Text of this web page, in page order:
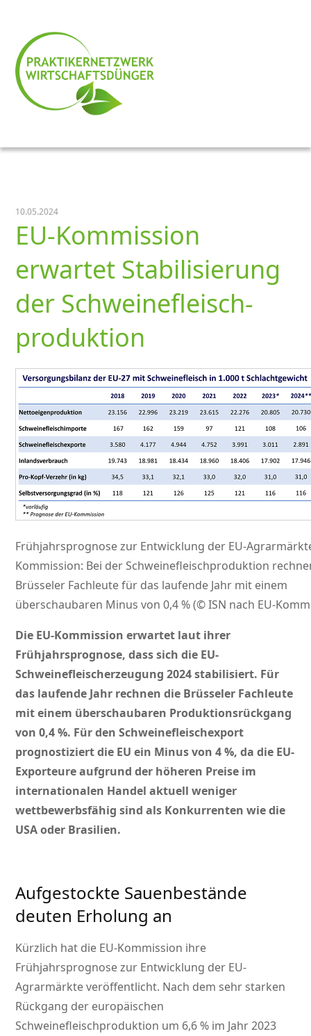
10.05.2024
EU-Kommission
erwartet Stabilisierung
der Schweinefleisch­
produktion
Frühjahrsprognose zur Entwicklung der EU-
Kommission: Bei der Schweinefleischproduktion
Brüsseler Fachleute für das laufende Jahr mit einem
überschaubaren Minus von 0,4 % (© ISN nach EU-
Die EU-Kommission erwartet laut ihrer
Frühjahrsprognose, dass sich die EU-
Schweinefleischerzeugung 2024 stabilisiert. Für
das laufende Jahr rechnen die Brüsseler Fachleute
mit einem überschaubaren Produktionsrückgang
von 0,4 %. Für den Schweinefleischexport
prognostiziert die EU ein Minus von 4 %, da die EU-
Exporteure aufgrund der höheren Preise im
internationalen Handel aktuell weniger
wettbewerbsfähig sind als Konkurrenten wie die
USA oder Brasilien.
Aufgestockte Sauenbestände
deuten Erholung an
Kürzlich hat die EU-Kommission ihre
Frühjahrsprognose zur Entwicklung der EU-
Agrarmärkte veröffentlicht. Nach dem sehr starken
Rückgang der europäischen
Schweinefleischproduktion um 6,6 % im Jahr 2023